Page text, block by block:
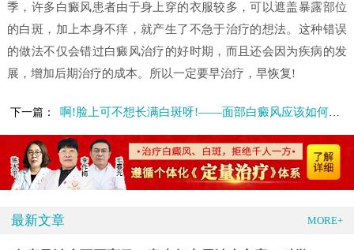
季，许多白癜风患者由于身上穿的衣服较多，可以遮盖暴露部位
的白斑，加上本身不痒，就产生了不急于治疗的想法。这种错误
的做法不仅会错过白癜风治疗的好时期，而且还会因为疾病的发
展，增加后期治疗的成本。所以一定要早治疗，早恢复!
下一篇： 啊!脸上可不想长满白斑呀!——面部白癜风应该如何应对?
最新文章 MORE+